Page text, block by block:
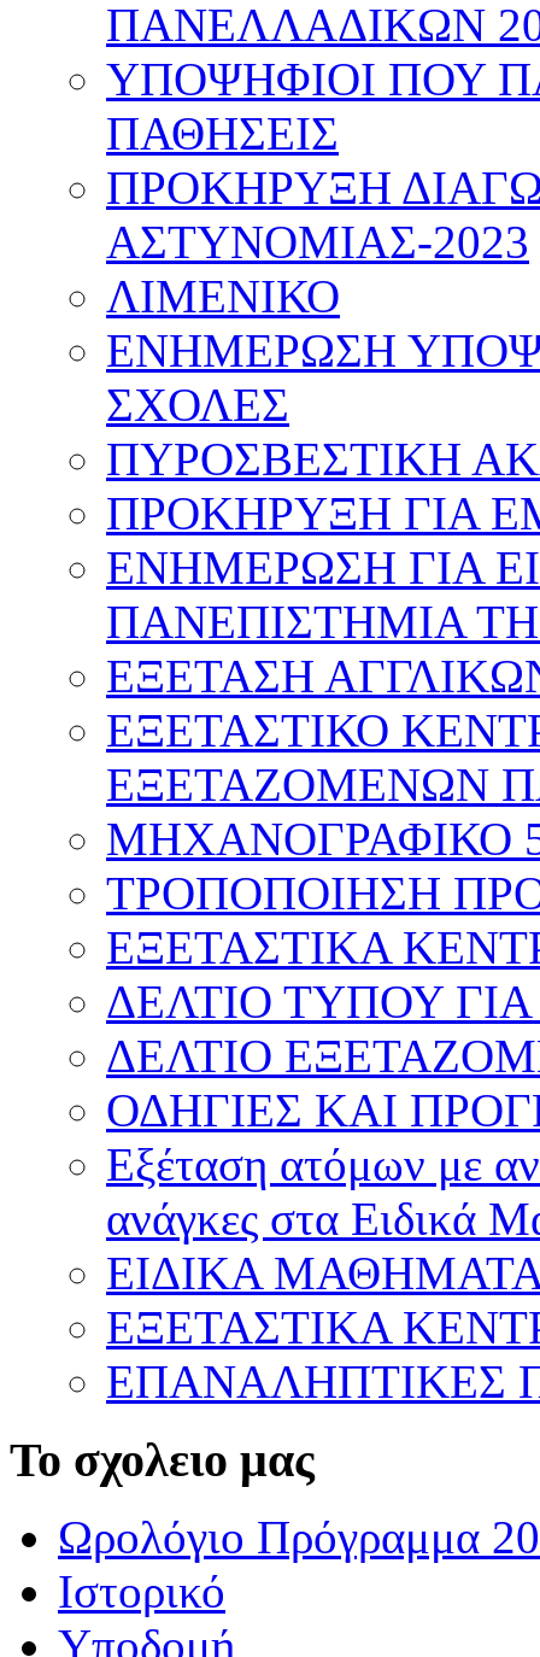
ΠΑΝΕΛΛΑΔΙΚΩΝ
ΥΠΟΨΗΦΙΟΙ ΠΟΥ
ΠΑΘΗΣΕΙΣ
ΠΡΟΚΗΡΥΞΗ
ΑΣΤΥΝΟΜΙΑΣ-2023
ΛΙΜΕΝΙΚΟ
ΕΝΗΜΕΡΩΣΗ
ΣΧΟΛΕΣ
ΠΥΡΟΣΒΕΣΤΙΚΗ
ΠΡΟΚΗΡΥΞΗ ΓΙΑ
ΕΝΗΜΕΡΩΣΗ ΓΙΑ
ΠΑΝΕΠΙΣΤΗΜΙΑ
ΕΞΕΤΑΣΗ
ΕΞΕΤΑΣΤΙΚΟ
ΕΞΕΤΑΖΟΜΕΝΩΝ
ΜΗΧΑΝΟΓΡΑΦΙΚΟ
ΤΡΟΠΟΠΟΙΗΣΗ
ΕΞΕΤΑΣΤΙΚΑ
ΔΕΛΤΙΟ ΤΥΠΟΥ
ΔΕΛΤΙΟ
ΟΔΗΓΙΕΣ ΚΑΙ
Εξέταση ατόμων με
ανάγκες στα Ειδικά
ΕΙΔΙΚΑ
ΕΞΕΤΑΣΤΙΚΑ
ΕΠΑΝΑΛΗΠΤΙΚΕΣ
Το σχολειο μας
Ωρολόγιο Πρόγραμμα
Ιστορικό
Υποδομή